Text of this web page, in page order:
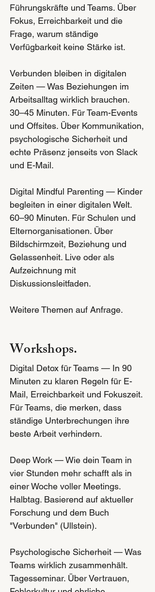
Führungskräfte und Teams. Über
Fokus, Erreichbarkeit und die
Frage, warum ständige
Verfügbarkeit keine Stärke ist.
Verbunden bleiben in digitalen
Zeiten — Was Beziehungen im
Arbeitsalltag wirklich brauchen.
30–45 Minuten. Für Team-Events
und Offsites. Über Kommunikation,
psychologische Sicherheit und
echte Präsenz jenseits von Slack
und E-Mail.
Digital Mindful Parenting — Kinder
begleiten in einer digitalen Welt.
60–90 Minuten. Für Schulen und
Elternorganisationen. Über
Bildschirmzeit, Beziehung und
Gelassenheit. Live oder als
Aufzeichnung mit
Diskussionsleitfaden.
Weitere Themen auf Anfrage.
Workshops.
Digital Detox für Teams — In 90
Minuten zu klaren Regeln für E-
Mail, Erreichbarkeit und Fokuszeit.
Für Teams, die merken, dass
ständige Unterbrechungen ihre
beste Arbeit verhindern.
Deep Work — Wie dein Team in
vier Stunden mehr schafft als in
einer Woche voller Meetings.
Halbtag. Basierend auf aktueller
Forschung und dem Buch
"Verbunden" (Ullstein).
Psychologische Sicherheit — Was
Teams wirklich zusammenhält.
Tagesseminar. Über Vertrauen,